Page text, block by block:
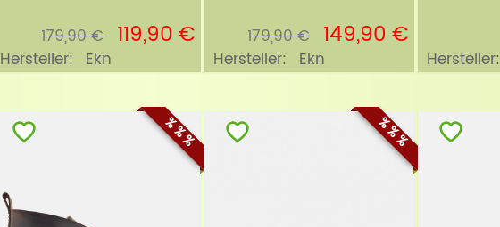
179,90 € 119,90 €
Hersteller: Ekn
179,90 € 149,90 €
Hersteller: Ekn Hersteller:
% % % % % %